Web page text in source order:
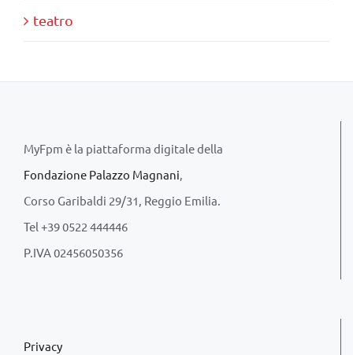
teatro
MyFpm è la piattaforma digitale della
Fondazione Palazzo Magnani,
Corso Garibaldi 29/31, Reggio Emilia.
Tel +39 0522 444446
P.IVA 02456050356
Privacy